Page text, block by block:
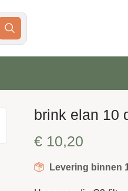
brink elan 10
€ 10,20
Levering binnen